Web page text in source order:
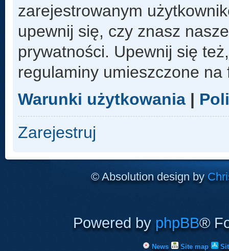
zarejestrowanym
upewnij się, czy znasz
prywatności. Upewnij się
regulaminy umieszczone na
Warunki użytkowania |
Zarejestruj
© Absolution design by
Powered by phpBB®
News Site map